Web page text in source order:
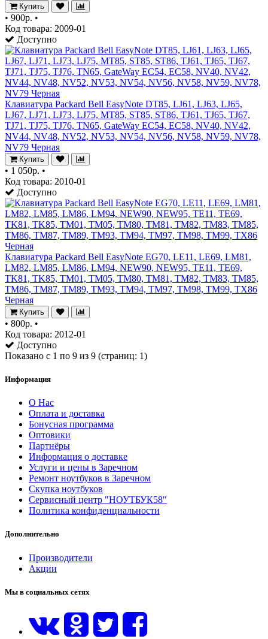
Купить
• 900р. •
Код товара: 2009-01
Доступно
Клавиатура Packard Bell EasyNote DT85, LJ61, LJ63, LJ65,
LJ67, LJ71, LJ73, LJ75, MT85, ST85, ST86, TJ61, TJ65, TJ67,
TJ71, TJ75, TJ76, TN65, GateWay EC54, EC58, NV40, NV42,
NV44, NV48, NV52, NV53, NV54, NV56, NV58, NV59, NV78,
NV79 Черная
Купить
• 1 050р. •
Код товара: 2010-01
Доступно
Клавиатура Packard Bell EasyNote EG70, LE11, LE69, LM81,
LM82, LM85, LM86, LM94, NEW90, NEW95, TE11, TE69,
TK81, TK85, TM01, TM05, TM80, TM81, TM82, TM83, TM85,
TM86, TM87, TM89, TM93, TM94, TM97, TM98, TM99, TX86
Черная
Купить
• 800р. •
Код товара: 2012-01
Доступно
Показано с 1 по 9 из 9 (страниц: 1)
Информация
О Нас
Оплата и доставка
Бонусная программа
Оптовики
Партнёры
Информация о доставке
Услуги и цены в Заречном
Ремонт ноутбуков в Заречном
Скупка ноутбуков
Сервисный центр "НОУТБУК58"
Политика конфиденциальности
Дополнительно
Производители
Акции
Мы в социальных сетях